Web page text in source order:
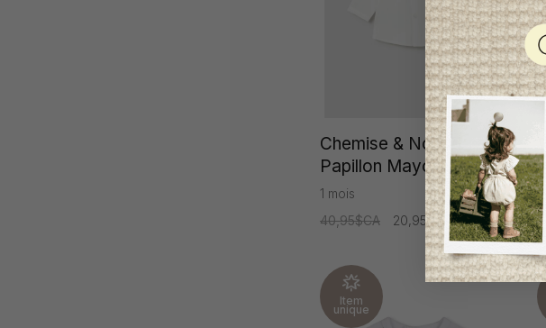
Chemise & Noeud
Papillon Mayoral
Garçon
1 mois
40,95$CA
20,95$CA
1
Item
unique